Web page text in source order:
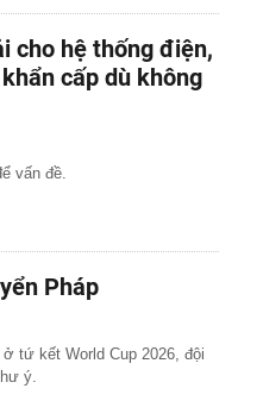
cho hệ thống điện,
cấp dù không
vấn đề.
Pháp
tứ kết World Cup 2026, đội
ý.